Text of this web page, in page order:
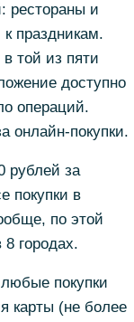
рестораны и
праздникам.
той из пяти
доступно
операций.
онлайн-покупки.
рублей за
покупки в
по этой
городах.
покупки
карты (не более